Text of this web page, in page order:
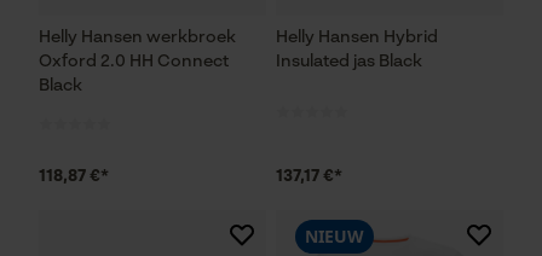
Helly Hansen werkbroek
Oxford 2.0 HH Connect
Black
118,87 €*
Helly Hansen Hybrid
Insulated jas Black
137,17 €*
NIEUW